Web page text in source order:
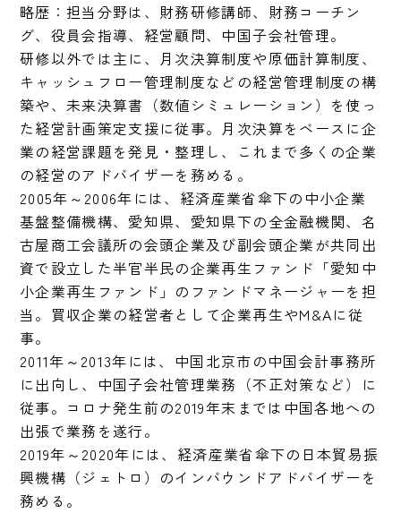
略歴：担当分野は、財務研修講師、財務コーチン
グ、役員会指導、経営顧問、中国子会社管理。
研修以外では主に、月次決算制度や原価計算制度、
キャッシュフロー管理制度などの経営管理制度の構
築や、未来決算書（数値シミュレーション）を使っ
た経営計画策定支援に従事。月次決算をベースに企
業の経営課題を発見・整理し、これまで多くの企業
の経営のアドバイザーを務める。
2005年～2006年には、経済産業省傘下の中小企業
基盤整備機構、愛知県、愛知県下の全金融機関、名
古屋商工会議所の会頭企業及び副会頭企業が共同出
資で設立した半官半民の企業再生ファンド「愛知中
小企業再生ファンド」のファンドマネージャーを担
当。買収企業の経営者として企業再生やM&Aに従
事。
2011年～2013年には、中国北京市の中国会計事務所
に出向し、中国子会社管理業務（不正対策など）に
従事。コロナ発生前の2019年末までは中国各地への
出張で業務を遂行。
2019年～2020年には、経済産業省傘下の日本貿易振
興機構（ジェトロ）のインバウンドアドバイザーを
務める。